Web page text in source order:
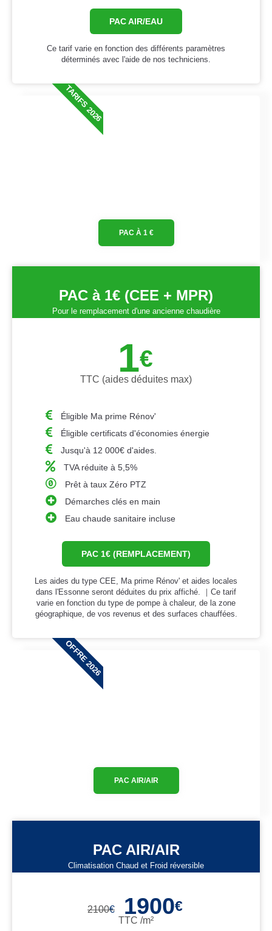
PAC AIR/EAU
Ce tarif varie en fonction des différents paramètres
déterminés avec l'aide de nos techniciens.
TARIFS 2026
PAC À 1 €
PAC à 1€ (CEE + MPR)
Pour le remplacement d'une ancienne chaudière
1€
TTC (aides déduites max)
Éligible Ma prime Rénov'
Éligible certificats d'économies énergie
Jusqu'à 12 000€ d'aides.
TVA réduite à 5,5%
Prêt à taux Zéro PTZ
Démarches clés en main
Eau chaude sanitaire incluse
PAC 1€ (REMPLACEMENT)
Les aides du type CEE, Ma prime Rénov' et aides locales
dans l'Essonne seront déduites du prix affiché. ｜Ce tarif
varie en fonction du type de pompe à chaleur, de la zone
géographique, de vos revenus et des surfaces chauffées.
OFFRE 2026
PAC AIR/AIR
PAC AIR/AIR
Climatisation Chaud et Froid réversible
2100€ 1900€
TTC /m²